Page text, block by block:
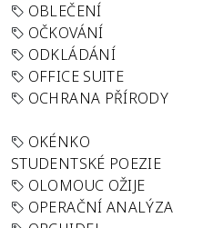
OBLEČENÍ
OČKOVÁNÍ
ODKLÁDÁNÍ
OFFICE SUITE
OCHRANA PŘÍRODY
OKÉNKO
STUDENTSKÉ POEZIE
OLOMOUC OŽIJE
OPERAČNÍ ANALÝZA